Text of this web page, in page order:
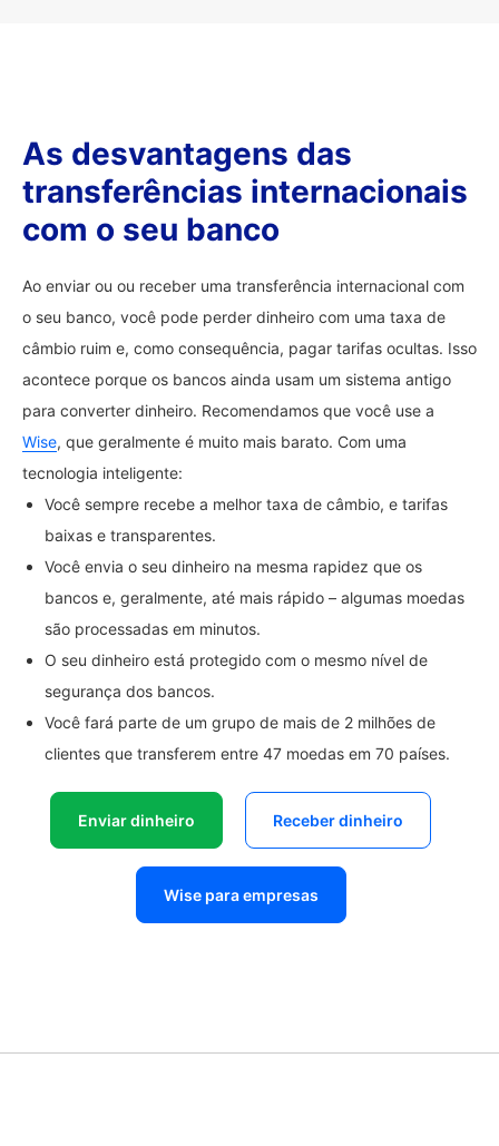
As desvantagens das
transferências internacionais
com o seu banco
Ao enviar ou ou receber uma transferência internacional com
o seu banco, você pode perder dinheiro com uma taxa de
câmbio ruim e, como consequência, pagar tarifas ocultas. Isso
acontece porque os bancos ainda usam um sistema antigo
para converter dinheiro. Recomendamos que você use a
Wise, que geralmente é muito mais barato. Com uma
tecnologia inteligente:
Você sempre recebe a melhor taxa de câmbio, e tarifas
baixas e transparentes.
Você envia o seu dinheiro na mesma rapidez que os
bancos e, geralmente, até mais rápido – algumas moedas
são processadas em minutos.
O seu dinheiro está protegido com o mesmo nível de
segurança dos bancos.
Você fará parte de um grupo de mais de 2 milhões de
clientes que transferem entre 47 moedas em 70 países.
Enviar dinheiro Receber dinheiro
Wise para empresas